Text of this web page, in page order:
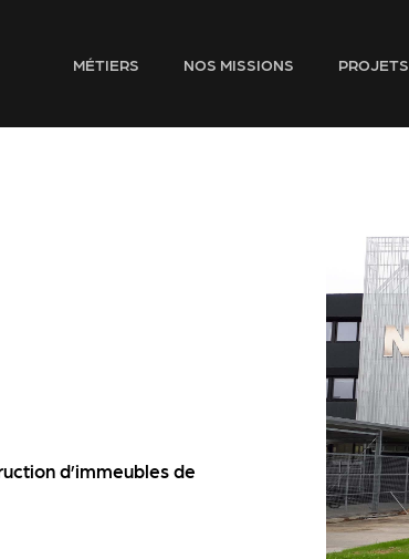
MÉTIERS NOS MISSIONS PROJETS
d’immeubles de